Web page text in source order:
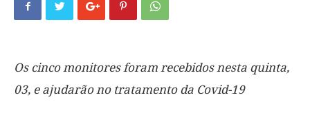
Os cinco monitores foram recebidos nesta quinta,
03, e ajudarão no tratamento da Covid-19